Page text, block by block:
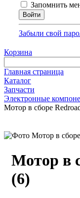
Запомнить
Забыли свой
Корзина
Главная страница
Каталог
Запчасти
Электронные
Мотор в сборе
Мотор в
(6)